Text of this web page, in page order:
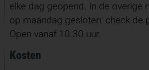
elke dag geopend. In de overige
op maandag gesloten: check de
Open vanaf 10.30 uur.
Kosten